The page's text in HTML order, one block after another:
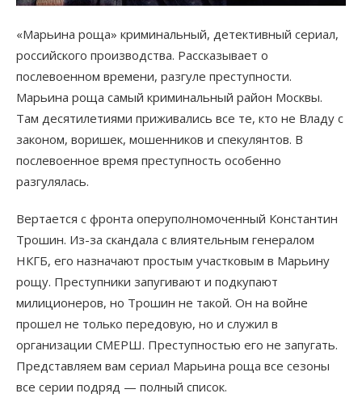
«Марьина роща» криминальный, детективный сериал,
российского производства. Рассказывает о
послевоенном времени, разгуле преступности.
Марьина роща самый криминальный район Москвы.
Там десятилетиями приживались все те, кто не Владу с
законом, воришек, мошенников и спекулянтов. В
послевоенное время преступность особенно
разгулялась.
Вертается с фронта оперуполномоченный Константин
Трошин. Из-за скандала с влиятельным генералом
НКГБ, его назначают простым участковым в Марьину
рощу. Преступники запугивают и подкупают
милиционеров, но Трошин не такой. Он на войне
прошел не только передовую, но и служил в
организации СМЕРШ. Преступностью его не запугать.
Представляем вам сериал Марьина роща все сезоны
все серии подряд — полный список.